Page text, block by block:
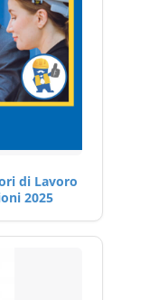
di Lavoro
2025